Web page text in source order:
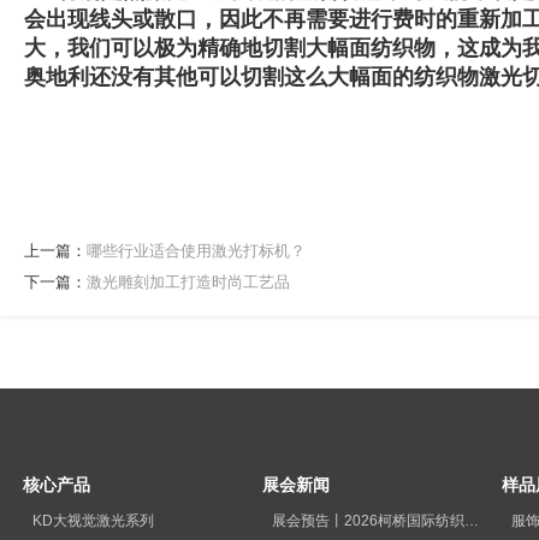
会出现线头或散口，因此不再需要进行费时的重新加
大，我们可以极为精确地切割大幅面纺织物，这成为
奥地利还没有其他可以切割这么大幅面的纺织物激光
上一篇： 哪些行业适合使用激光打标机？
下一篇： 激光雕刻加工打造时尚工艺品
核心产品
KD大视觉激光系列
展会新闻
展会预告丨2026柯桥国际纺织品印花工业展览会
样品
服